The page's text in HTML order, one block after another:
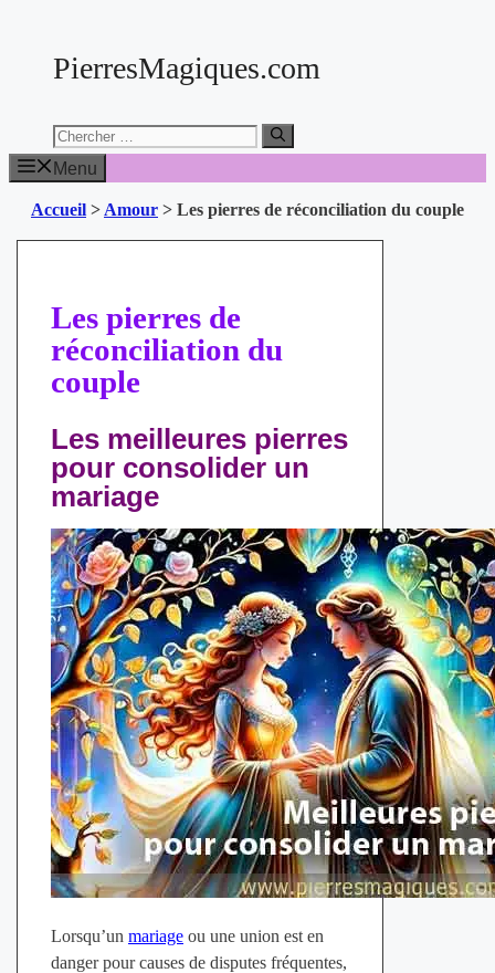
contenuPierresMagiques.com
Chercher:
Menu
Accueil > Amour > Les pierres de réconciliation du couple
Les pierres de
réconciliation du
couple
Les meilleures pierres
pour consolider un
mariage
Lorsqu’un mariageou une union est en
danger pour causes de disputes fréquentes,